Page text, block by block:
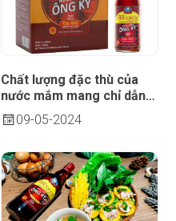
Chất lượng đặc thù của
nước mắm mang chỉ dẫn
địa lý Phú Quốc
09 05-2024